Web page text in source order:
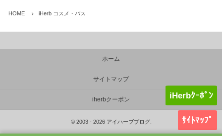
iHerbｸｰﾎﾟﾝ
ｻｲﾄﾏｯﾌﾟ
HOME iHerb コスメ・バス
ホーム
サイトマップ
iherbクーポン
© 2003 - 2026 アイハーブブログ.